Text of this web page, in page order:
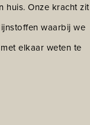
huis. Onze kracht zit
waarbij we
elkaar weten te